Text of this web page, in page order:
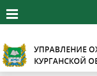
УПРАВЛЕНИЕ
КУРГАНСКОЙ